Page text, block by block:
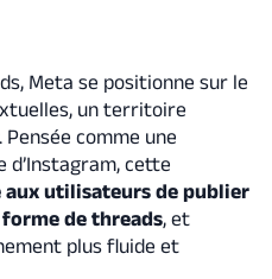
Meta se positionne sur le
un territoire
comme une
cette
aux utilisateurs de publier
de threads, et
plus fluide et